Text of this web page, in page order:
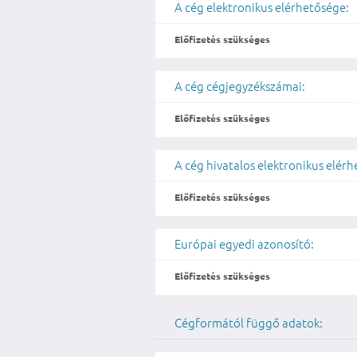
A cég elektronikus elérhetősége:
Előfizetés szükséges
A cég cégjegyzékszámai:
Előfizetés szükséges
A cég hivatalos elektronikus
Előfizetés szükséges
Európai egyedi azonosító:
Előfizetés szükséges
Cégformától függő adatok: